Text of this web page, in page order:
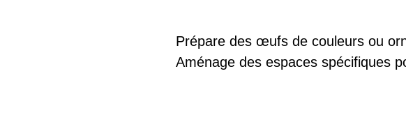
Prépare des œufs de couleurs ou
Aménage des espaces spécifiques